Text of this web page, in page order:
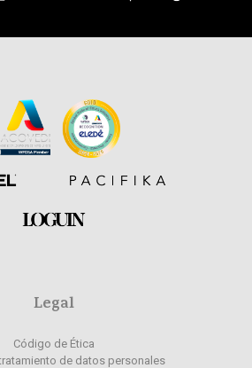
Legal
Código de Ética
de datos personales